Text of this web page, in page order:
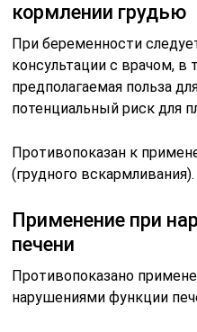
кормлении грудью
При беременности
консультации с врачом, в
предполагаемая польза
потенциальный риск для
Противопоказан к
(грудного вскармливания).
Применение при
печени
Противопоказано
нарушениями функции